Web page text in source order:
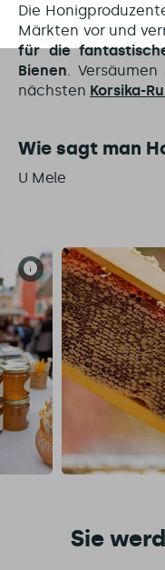
Die
Märkten vor und
für die
Bienen .
nächsten Korsika-
Wie sagt man
U Mele
Sie